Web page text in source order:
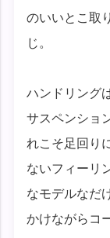
のいいとこ取
じ。
ハンドリング
サスペンショ
れこそ足回り
ないフィーリ
なモデルなだ
かけながらコ